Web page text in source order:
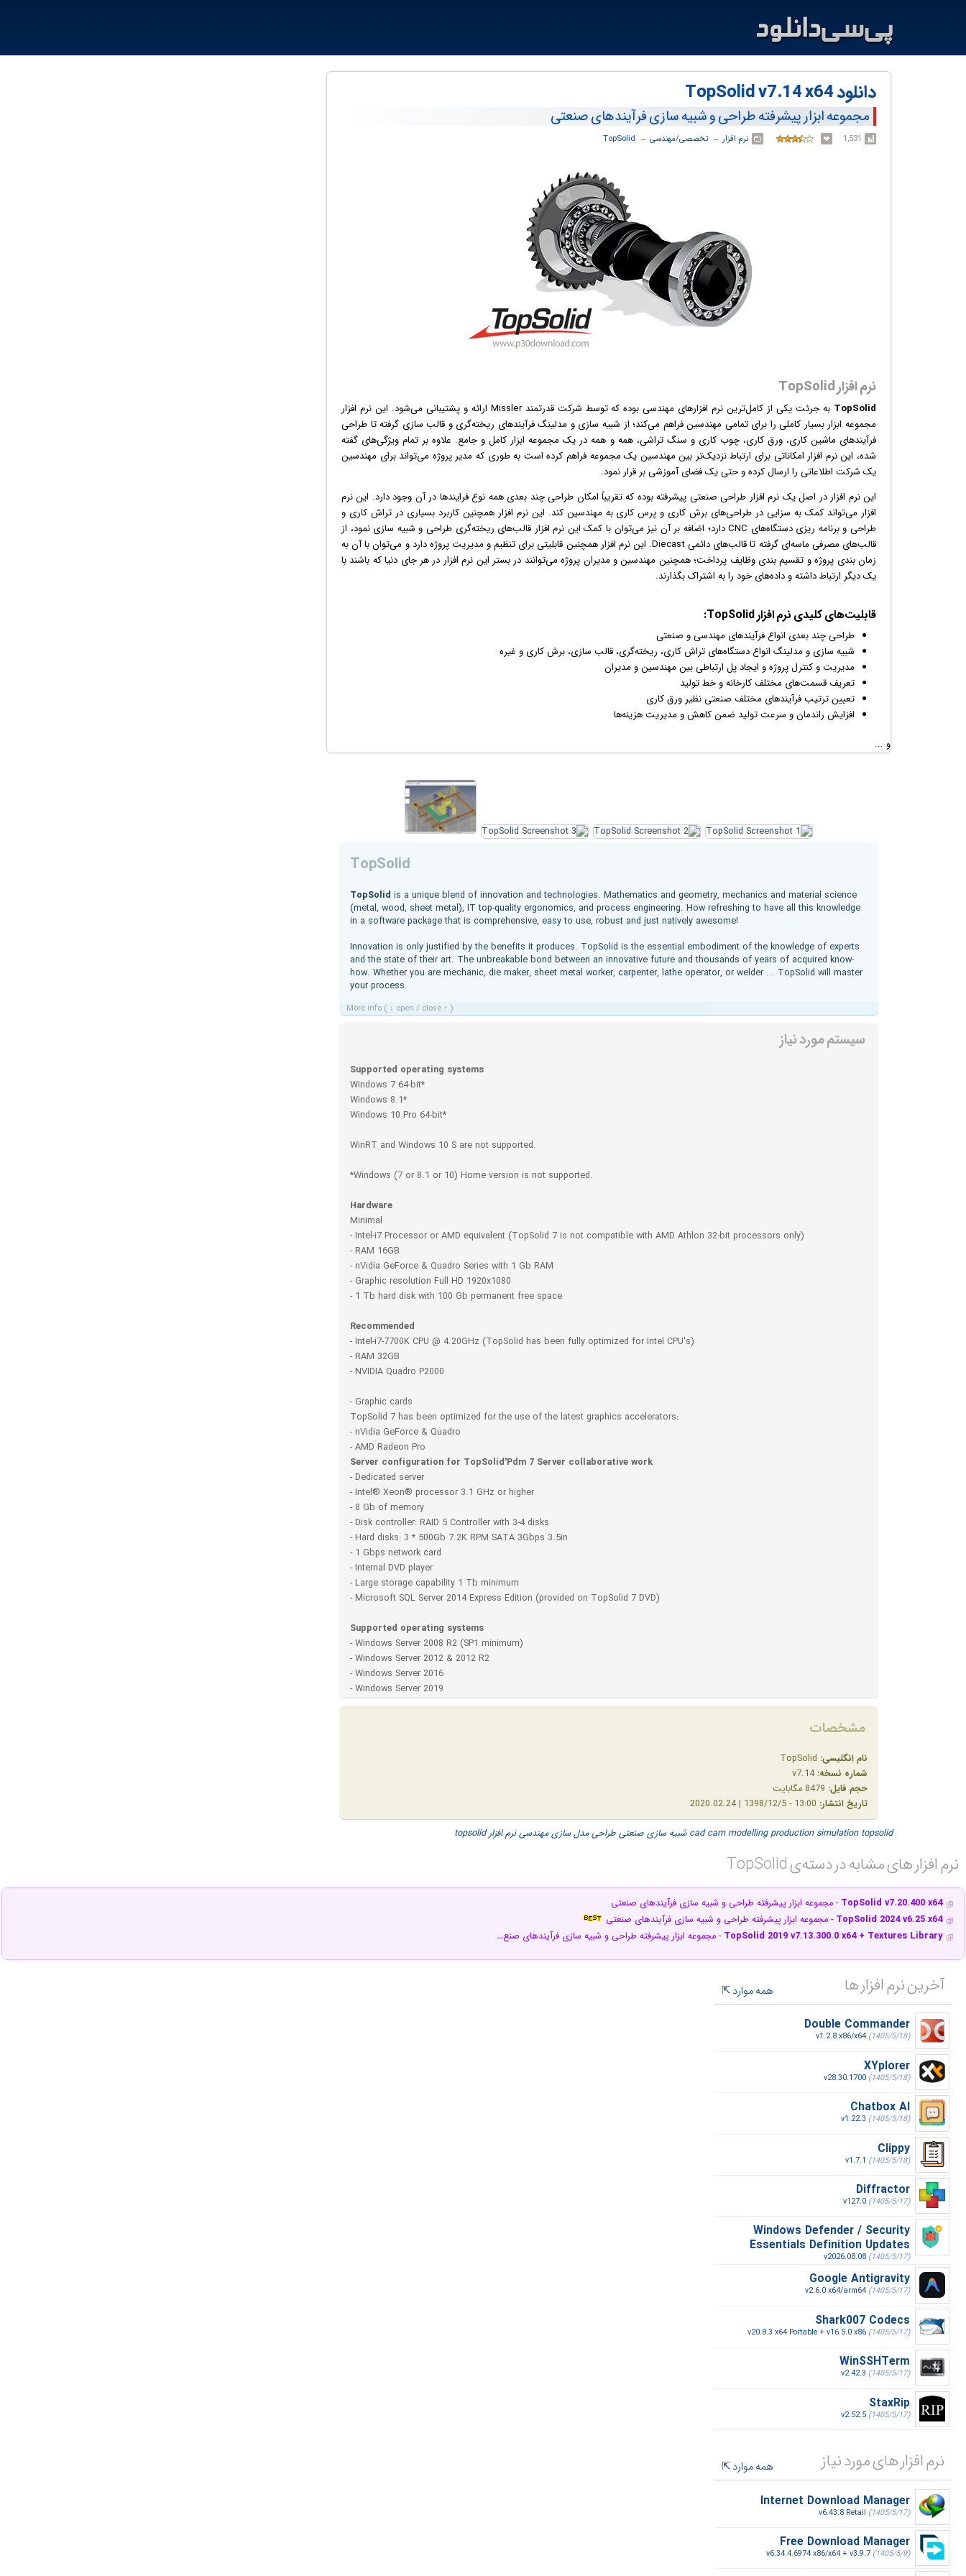
دانلود TopSolid v7.14 x64
مجموعه ابزار پیشرفته طراحی و شبیه سازی فرآیندهای صنعتی
1,531 نرم افزار ← ‏تخصصی/مهندسی ← ‏
TopSolid
نرم افزار TopSolid
TopSolid به جرئت یکی از کامل‌ترین نرم افزار
های مهندسی بوده که توسط شرکت قدرتمند Missler ارائه و پشتیبانی می‌شود. این نرم افزار
مجموعه ابزار بسیار کاملی را برای تمامی مهندسین فراهم می‌کند؛ از شبیه سازی و مدلینگ فرآیندهای ریخته‌گری و قالب سازی گرفته تا طراحی
فرآیندهای ماشین کاری، ورق کاری، چوب کاری و سنگ تراشی، همه و همه در یک مجموعه ابزار کامل و جامع. علاوه بر تمام ویژگی‌های گفته
شده، این نرم افزار امکاناتی برای ارتباط نزدیک‌تر بین مهندسین یک مجموعه فراهم کرده است به طوری که مدیر پروژه می‌تواند برای مهندسین
یک شرکت اطلاعاتی را ارسال کرده و حتی یک فضای آموزشی بر قرار نمود.
ایننرم افزار در اصل یک نرم افزار طراحی صنعتی پیشرفته بوده که تقریباً امکان طراحی چند بعدی همه نوع فرایندها در آن وجود دارد. این نرم
افزار می‌تواند کمک به سزایی در طراحی‌های برش کاری و پرس کاری به مهندسین کند. این نرم افزار همچنین کاربرد بسیاری در تراش کاری و
طراحی و برنامه ریزی دستگاه‌های CNC دارد؛ اضافه بر آن نیز می‌توان با کمک این نرم افزار قالب‌های ریخته‌گری طراحی و شبیه سازی نمود، از
قالب‌های مصرفی ماسه‌ای گرفته تا قالب‌های دائمی Diecast. این نرم افزار همچنین قابلیتی برای تنظیم و مدیریت پروژه دارد و می‌توان با آن به
زمان بندی پروژه و تقسیم بندی وظایف پرداخت؛ همچنین مهندسین و مدیران پروژه می‌توانند در بستر این نرم افزار در هر جای دنیا که باشند با
یک دیگر ارتباط داشته و داده‌های خود را به اشتراک بگذارند.
قابلیت‌‌های کلیدی نرم افزار TopSolid:
طراحی چند بعدی انواع فرآیندهای مهندسی و صنعتی
شبیه سازی و مدلینگ انواع دستگاه‌های تراش کاری، ریخته‌گری، قالب سازی، برش کاری و غیره
مدیریت و کنترل پروژه و ایجاد پل ارتباطی بین مهندسین و مدیران
تعریف قسمت‌های مختلف کارخانه و خط تولید
تعیین ترتیب فرآیندهای مختلف صنعتی نظیر ورق کاری
افزایش راندمان و سرعت تولید ضمن کاهش و مدیریت هزینه‌ها
و ...
TopSolid
TopSolid is a unique blend of innovation and technologies. Mathematics and geometry, mechanics and material science
(metal, wood, sheet metal), IT top-quality ergonomics, and process engineering. How refreshing to have all this knowledge
in a software package that is comprehensive, easy to use, robust and just natively awesome!
Innovation is only justified by the benefits it produces. TopSolid is the essential embodiment of the knowledge of experts
and the state of their art. The unbreakable bond between an innovative future and thousands of years of acquired know-
how. Whether you are mechanic, die maker, sheet metal worker, carpenter, lathe operator, or welder ... TopSolid will master
your process.
More info ( ↓ open / close ↑ )
سیستم مورد نیاز
Supported operating systems
Windows 7 64-bit*
Windows 8.1*
Windows 10 Pro 64-bit*
WinRT and Windows 10 S are not supported.
*Windows (7 or 8.1 or 10) Home version is not supported.
Hardware
Minimal
- Intel-i7 Processor or AMD equivalent (TopSolid 7 is not compatible with AMD Athlon 32-bit processors only)
- RAM 16GB
- nVidia GeForce & Quadro Series with 1 Gb RAM
- Graphic resolution Full HD 1920x1080
- 1 Tb hard disk with 100 Gb permanent free space
Recommended
- Intel-i7-7700K CPU @ 4.20GHz (TopSolid has been fully optimized for Intel CPU's)
- RAM 32GB
- NVIDIA Quadro P2000
- Graphic cards
TopSolid 7 has been optimized for the use of the latest graphics accelerators:
- nVidia GeForce & Quadro
- AMD Radeon Pro
Server configuration for TopSolid'Pdm 7 Server collaborative work
- Dedicated server
- Intel® Xeon® processor 3.1 GHz or higher
- 8 Gb of memory
- Disk controller: RAID 5 Controller with 3-4 disks
- Hard disks: 3 * 500Gb 7.2K RPM SATA 3Gbps 3.5in
- 1 Gbps network card
- Internal DVD player
- Large storage capability 1 Tb minimum
- Microsoft SQL Server 2014 Express Edition (provided on TopSolid 7 DVD)
Supported operating systems
- Windows Server 2008 R2 (SP1 minimum)
- Windows Server 2012 & 2012 R2
- Windows Server 2016
- Windows Server 2019
مشخصات
نام انگلیسی:
شماره نسخه: v7.14
حجم فایل:
تاریخ انتشار:
cad cam modelling production simulation topsolid شبیه سازی صنعتی طراحی مدل سازی مهندسی نرم افزار topsolid
نرم افزار های مشابه در دسته‌ی‌ TopSolid‎
TopSolid v7.20.400 x64 - مجموعه ابزار پیشرفته طراحی و شبیه سازی فرآیندهای صنعتی
TopSolid 2024 v6.25 x64 - مجموعه ابزار پیشرفته طراحی و شبیه سازی فرآیندهای صنعتی
TopSolid 2019 v7.13.300.0 x64 + Textures Library - مجموعه ابزار پیشرفته طراحی و شبیه سازی فرآیندهای صنع…
آخرین نرم افزار ها
همه موارد
Double Commander
v1.2.8 x86/x64 (1405/5/18)
XYplorer
v28.30.1700 (1405/5/18)
Chatbox AI
v1.22.3 (1405/5/18)
Clippy
v1.7.1 (1405/5/18)
Diffractor
v127.0 (1405/5/17)
Windows Defender / Security
Essentials Definition Updates
v2026.08.08 (1405/5/17)
Google Antigravity
v2.6.0 x64/arm64 (1405/5/17)
Shark007 Codecs
v20.8.3 x64 Portable + v16.5.0 x86 (1405/5/17)
WinSSHTerm
v2.42.3 (1405/5/17)
StaxRip
v2.52.5 (1405/5/17)
نرم افزار های مورد نیاز
همه موارد
Internet Download Manager
v6.43.8 Retail (1405/5/17)
Free Download Manager
v6.34.4.6974 x86/x64 + v3.9.7 (1405/5/9)